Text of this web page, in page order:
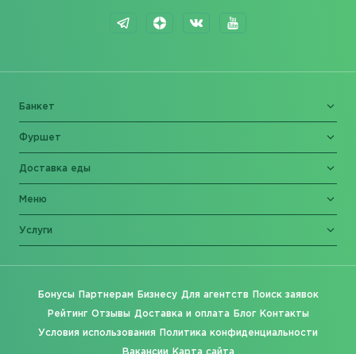
Банкет
Фуршет
Доставка еды
Меню
Услуги
Бонусы Партнерам Бизнесу Для агентств Поиск заявок
Рейтинг Отзывы Доставка и оплата Блог Контакты
Условия использования Политика конфиденциальности
Вакансии Карта сайта